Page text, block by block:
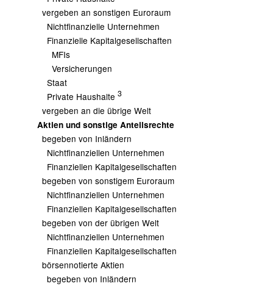
vergeben an sonstigen Euroraum
Nichtfinanzielle Unternehmen
Finanzielle Kapitalgesellschaften
MFIs
Versicherungen
Staat
Private Haushalte 3
vergeben an die übrige Welt
Aktien und sonstige Anteilsrechte
begeben von Inländern
Nichtfinanziellen Unternehmen
Finanziellen Kapitalgesellschaften
begeben von sonstigem Euroraum
Nichtfinanziellen Unternehmen
Finanziellen Kapitalgesellschaften
begeben von der übrigen Welt
Nichtfinanziellen Unternehmen
Finanziellen Kapitalgesellschaften
börsennotierte Aktien
begeben von Inländern